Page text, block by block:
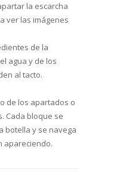
la escarcha
ver las imágenes
de la
agua y de los
al tacto.
de los apartados o
Cada bloque se
botella y se navega
apareciendo.